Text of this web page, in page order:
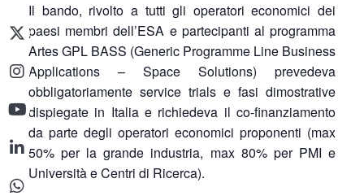
Il bando, rivolto a tutti gli operatori economici dei
paesi membri dell’ESA e partecipanti al programma
Artes GPL BASS (Generic Programme Line Business
Applications – Space Solutions) prevedeva
obbligatoriamente service trials e fasi dimostrative
dispiegate in Italia e richiedeva il co-finanziamento
da parte degli operatori economici proponenti (max
50% per la grande industria, max 80% per PMI e
Università e Centri di Ricerca).